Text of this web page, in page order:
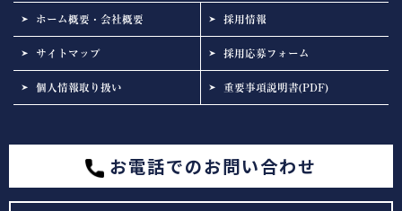
ホーム概要・会社概要 採用情報
サイトマップ 採用応募フォーム
個人情報取り扱い 重要事項説明書(PDF)
お電話でのお問い合わせ